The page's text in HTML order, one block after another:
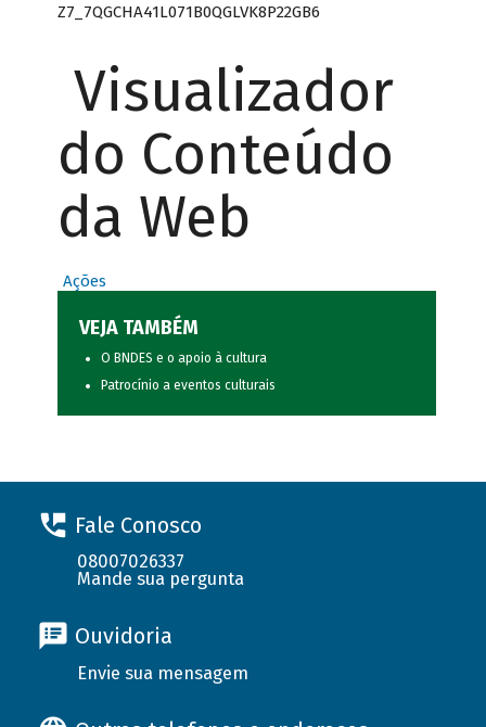
Z7_7QGCHA41L071B0QGLVK8P22GB6
Visualizador
do Conteúdo
da Web
Ações
VEJA TAMBÉM
O BNDES e o apoio à cultura
Patrocínio a eventos culturais
Fale Conosco
08007026337
Mande sua pergunta
Ouvidoria
Envie sua mensagem